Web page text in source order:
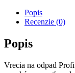
Popis
Recenzie (0)
Popis
Vrecia na odpad